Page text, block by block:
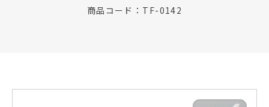
商品コード：TF-0142